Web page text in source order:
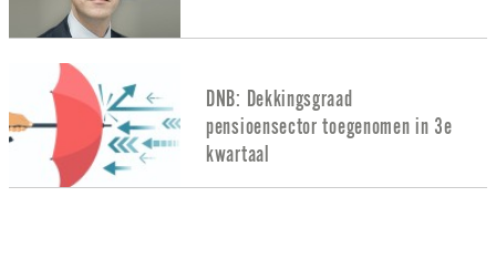
DNB: Dekkingsgraad
pensioensector toegenomen in 3e
kwartaal